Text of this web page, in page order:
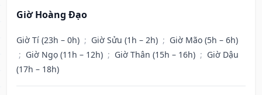
Giờ Hoàng Đạo
Giờ Tí (23h – 0h) ; Giờ Sửu (1h – 2h) ; Giờ Mão (5h – 6h)
; Giờ Ngọ (11h – 12h) ; Giờ Thân (15h – 16h) ; Giờ Dậu
(17h – 18h)